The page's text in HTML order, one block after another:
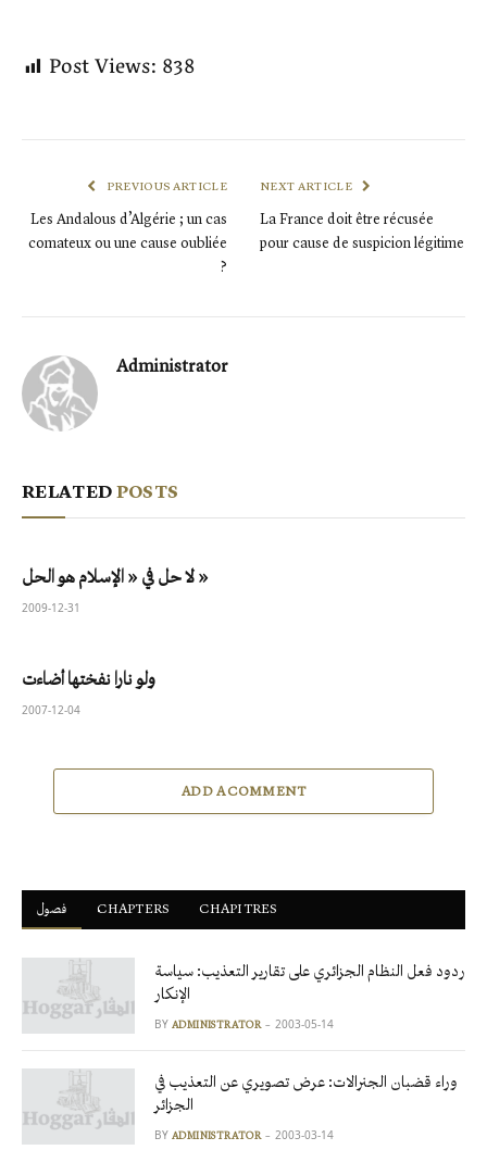
Post Views: 838
PREVIOUS ARTICLE
Les Andalous d’Algérie ; un cas
comateux ou une cause oubliée
?
NEXT ARTICLE
La France doit être récusée
pour cause de suspicion légitime
Administrator
RELATEDPOSTS
لا حل في « الإسلام هو الحل »
2009-12-31
ولو نارا نفختها أضاءت
2007-12-04
ADD A COMMENT
فصول ْCHAPTERS CHAPITRES
ردود فعل النظام الجزائري على تقارير التعذيب: سياسة
الإنكار
BY ADMINISTRATOR 2003-05-14
وراء قضبان الجنرالات: عرض تصويري عن التعذيب في
الجزائر
BY ADMINISTRATOR 2003-03-14